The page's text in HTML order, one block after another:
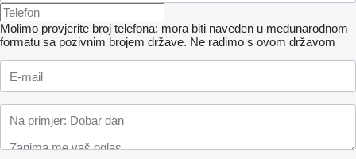
Molimo provjerite broj telefona: mora biti naveden u međunarodnom
formatu sa pozivnim brojem države. Ne radimo s ovom državom